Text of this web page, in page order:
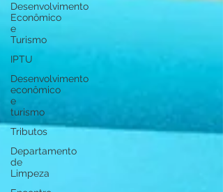
Desenvolvimento
Econômico
e
Turismo
IPTU
Desenvolvimento
econômico
e
turismo
Tributos
Departamento
de
Limpeza